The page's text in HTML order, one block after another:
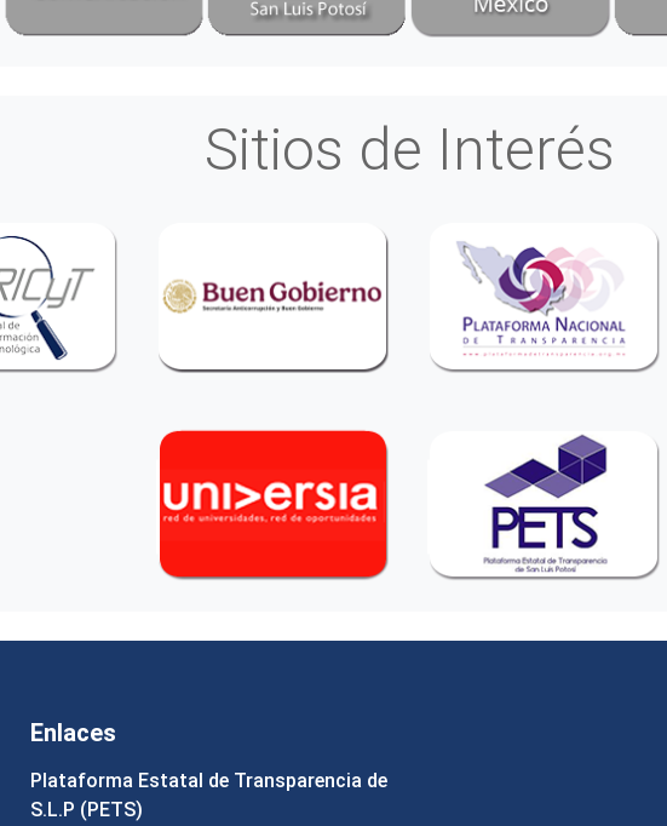
Sitios de Interés
Enlaces
Plataforma Estatal de Transparencia de
S.L.P (PETS)